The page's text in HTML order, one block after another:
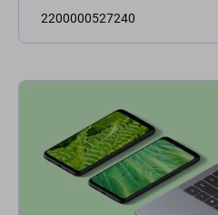
2200000527240